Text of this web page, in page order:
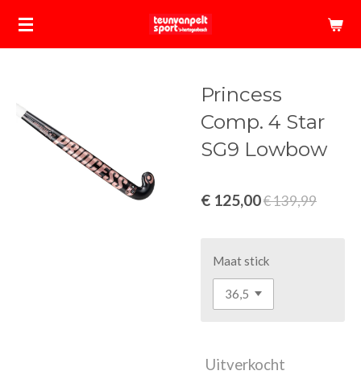
Ga
Princess
Comp. 4 Star
SG9 Lowbow
€ 125,00€ 139,99
Maat stick
Uitverkocht